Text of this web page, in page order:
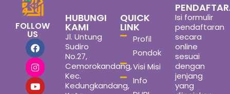
FOLLOW
US
HUBUNGI
KAMI
Jl. Untung
Sudiro
No.27,
Cemorokandang,
Kec.
Kedungkandang,
QUICK
LINK
Profil
Pondok
Visi Misi
Info
Isi formulir
pendaftaran
secara
online
sesuai
dengan
jenjang
yang